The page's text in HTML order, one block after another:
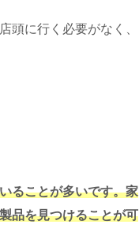
頭に行く必要がなく、
ることが多いです。家
品を見つけることが可